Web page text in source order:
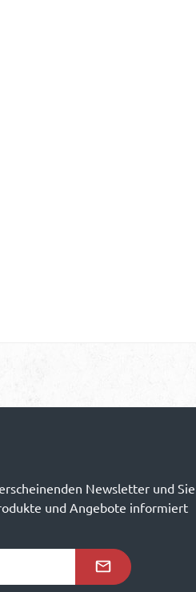
Newsletter und Sie
und Angebote informiert